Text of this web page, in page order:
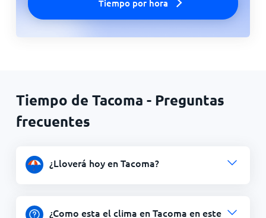
Tiempo por hora
Tiempo de Tacoma - Preguntas
frecuentes
¿Lloverá hoy en Tacoma?
¿Como esta el clima en Tacoma en este